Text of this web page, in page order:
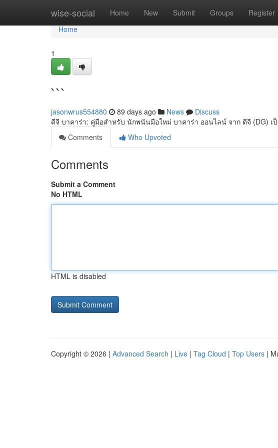
wise-social Home New Submit Groups Register
Home
Home
1
```
jasonwrus554880 89 days ago News
Discuss
ดีจี บาคาร่า: คู่มือสำหรับ นักพนันมือใหม่ บาคาร่า ออนไลน์ จาก ดีจี (DG) เ
Comments
Who Upvoted
Comments
Submit a Comment
No HTML
HTML is disabled
Copyright © 2026 | Advanced Search | Live | Tag Cloud | Top Users |